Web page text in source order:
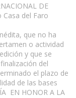
DE
Casa del Faro
que no ha
o actividad
y que se
del
el plazo de
de las bases
EN HONOR A LA